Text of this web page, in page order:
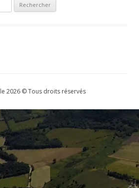
2026 © Tous droits réservés